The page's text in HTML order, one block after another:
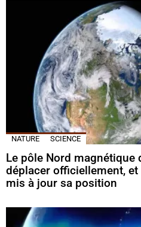
NATURE SCIENCE
Le pôle Nord magnétique
déplacer officiellement,
mis à jour sa position